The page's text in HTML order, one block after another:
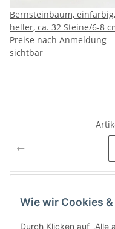
Wie wir Cookies
Durch Klicken auf „Alle
Bernsteinbaum, einfärbig,
heller, ca. 32 Steine/6-8
inkl. Box
Preise nach Anmeldung
sichtbar